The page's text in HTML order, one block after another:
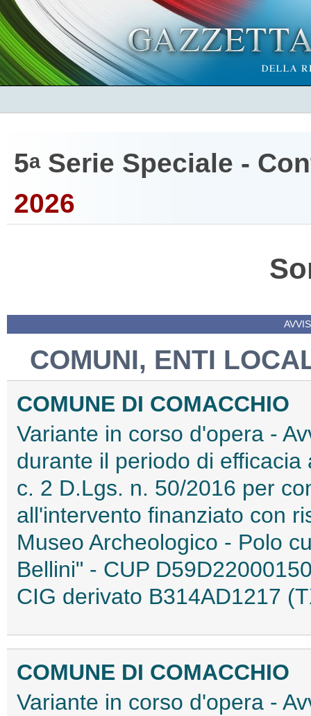
5aSerie Speciale -
2026
COMUNI, ENTI
COMUNE DI COMACCHIO
Variante in corso d'opera -
durante il periodo di
c. 2 D.Lgs. n. 50/2016 per
all'intervento finanziato con
Museo Archeologico - Polo
Bellini" - CUP
CIG derivato B314AD1217
COMUNE DI COMACCHIO
Variante in corso d'opera -